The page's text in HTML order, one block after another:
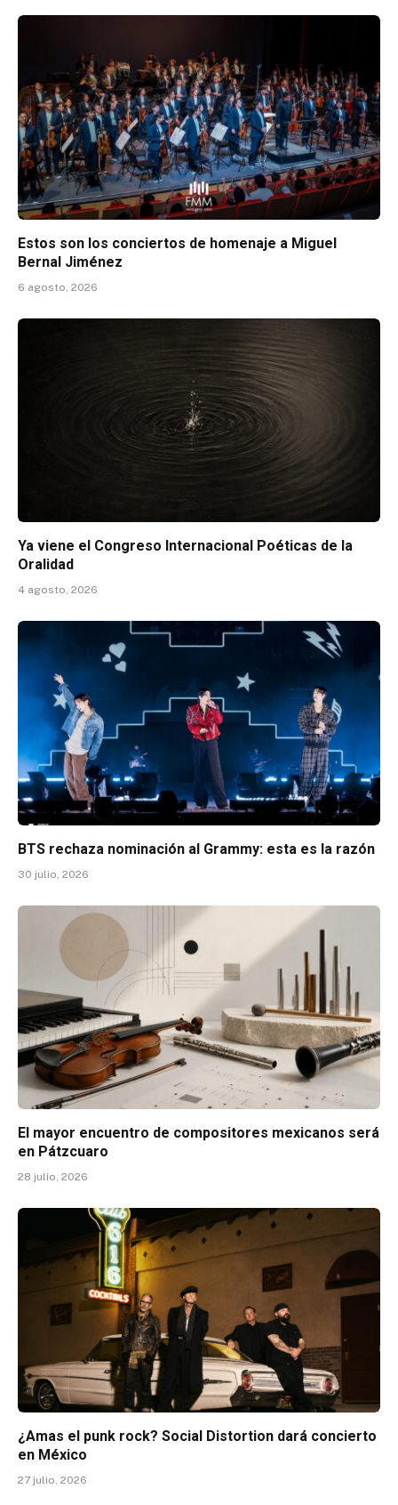
Estos son los conciertos de homenaje a Miguel
Bernal Jiménez
6 agosto, 2026
Ya viene el Congreso Internacional Poéticas de la
Oralidad
4 agosto, 2026
BTS rechaza nominación al Grammy: esta es la razón
30 julio, 2026
El mayor encuentro de compositores mexicanos será
en Pátzcuaro
28 julio, 2026
¿Amas el punk rock? Social Distortion dará concierto
en México
27 julio, 2026